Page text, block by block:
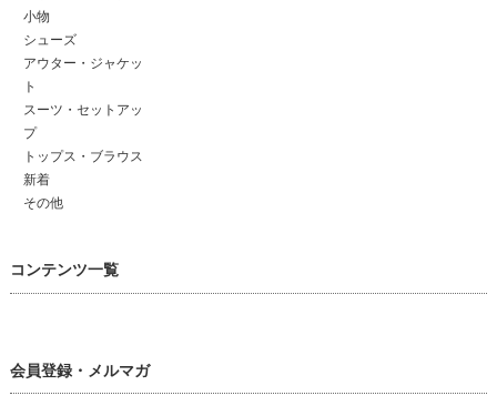
小物
シューズ
アウター・ジャケッ
ト
スーツ・セットアッ
プ
トップス・ブラウス
新着
その他
コンテンツ一覧
会員登録・メルマガ